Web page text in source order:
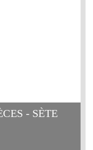
- SÈTE